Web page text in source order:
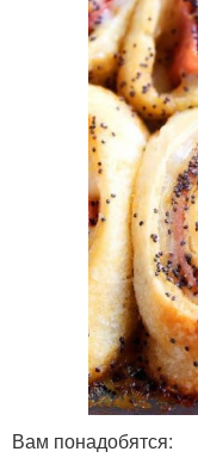
Вам понадобятся: